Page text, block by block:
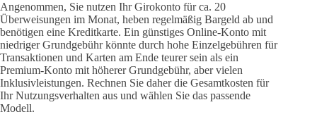
Angenommen, Sie nutzen Ihr Girokonto für ca. 20
Überweisungen im Monat, heben regelmäßig Bargeld ab und
benötigen eine Kreditkarte. Ein günstiges Online-Konto mit
niedriger Grundgebühr könnte durch hohe Einzelgebühren für
Transaktionen und Karten am Ende teurer sein als ein
Premium-Konto mit höherer Grundgebühr, aber vielen
Inklusivleistungen. Rechnen Sie daher die Gesamtkosten für
Ihr Nutzungsverhalten aus und wählen Sie das passende
Modell.